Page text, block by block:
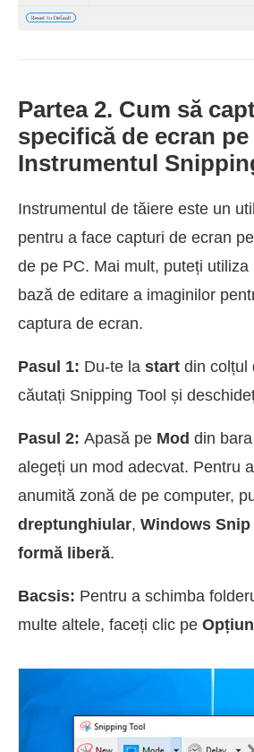
Partea 2. Cum să
specifică de ecran pe
Instrumentul
Instrumentul de tăiere este un
pentru a face capturi de ecran
de pe PC. Mai mult, puteți
bază de editare a imaginilor
captura de ecran.
Pasul 1: Du-te la start din colțul
căutați Snipping Tool și
Pasul 2: Apasă pe Mod din
alegeți un mod adecvat. Pentru
anumită zonă de pe computer,
dreptunghiular, Windows Snip
formă liberă.
Bacsis: Pentru a schimba
multe altele, faceți clic pe